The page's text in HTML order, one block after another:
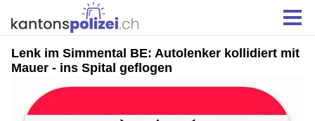
Lenk im Simmental BE: Autolenker kollidiert mit
Mauer - ins Spital geflogen